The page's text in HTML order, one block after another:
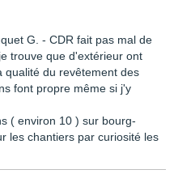
G. - CDR fait pas mal de
trouve que d'extérieur ont
qualité du revêtement des
font propre même si j'y
( environ 10 ) sur bourg-
les chantiers par curiosité les